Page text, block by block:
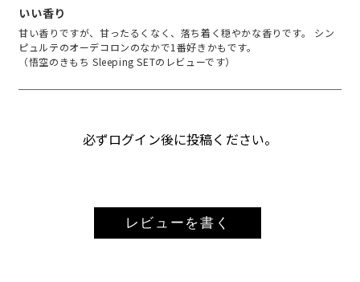
な
不思議な無重力感覚が味わえちゃ
う♡
マインドフルネスを極めた
空間や体に吹き付けて使ってみて
ね😉
いい香り
甘い香りですが、甘ったるくなく、落ち着く穏やかな香りです。 シン
ピュルテのオーデコロンのなかで1番好きかもです。
（悟空のきもち Sleeping SETのレビューです）
必ずログイン後に投稿ください。
レビューを書く